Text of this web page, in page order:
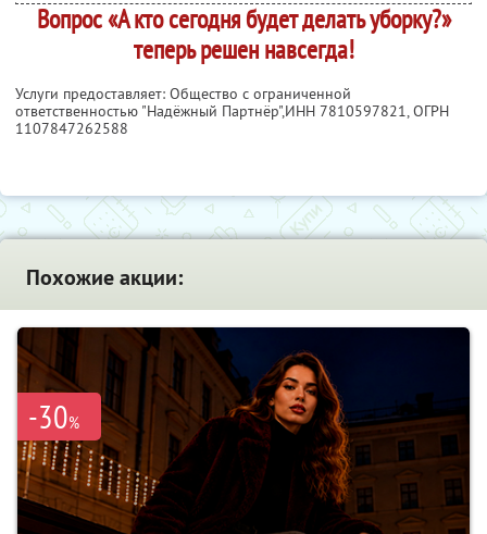
Вопрос «А кто сегодня будет делать уборку?»
теперь решен навсегда!
Услуги предоставляет: Общество с ограниченной
ответственностью "Надёжный Партнёр",ИНН 7810597821, ОГРН
1107847262588
Похожие акции:
-30%